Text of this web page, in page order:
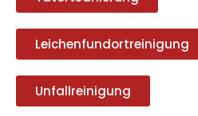
Leichenfundortreinigung
Unfallreinigung